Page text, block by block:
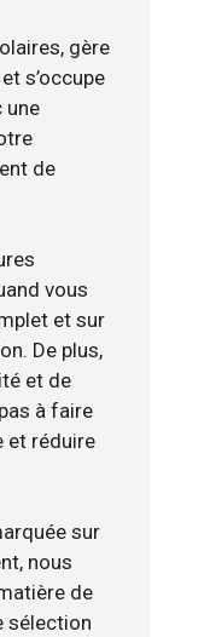
gère
s’occupe
une
de
vous
et sur
De plus,
et de
à faire
et réduire
sur
nous
de
sélection